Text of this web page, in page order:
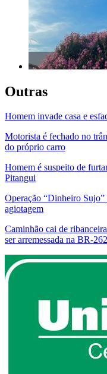
Outras
Homem invade casa e
Motorista é fechado no
do próprio carro
Homem é suspeito de
Pitangui
Operação “Dinheiro Sujo”
agiotagem
Caminhão cai de
ser arremessada na BR-262